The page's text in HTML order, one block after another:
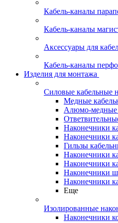
Кабель-каналы
Кабель-каналы
Аксессуары для
Кабель-каналы
Изделия для монтажа
Силовые кабельные
Медные
Алюмо-медные
Наконечники
Наконечники
Гильзы
Наконечники
Наконечники
Наконечники
Наконечники
Еще
Изолированные
Наконечники